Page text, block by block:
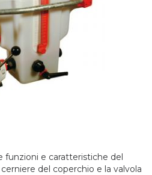
funzioni e caratteristiche del
del coperchio e la valvola